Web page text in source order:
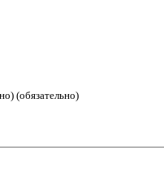
(обязательно)